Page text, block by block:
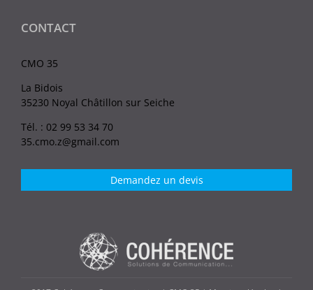
CONTACT
CMO 35
La Bidois
35230 Noyal Châtillon sur Seiche
Tél. : 02 99 53 34 70
35.cmo.z@gmail.com
Demandez un devis